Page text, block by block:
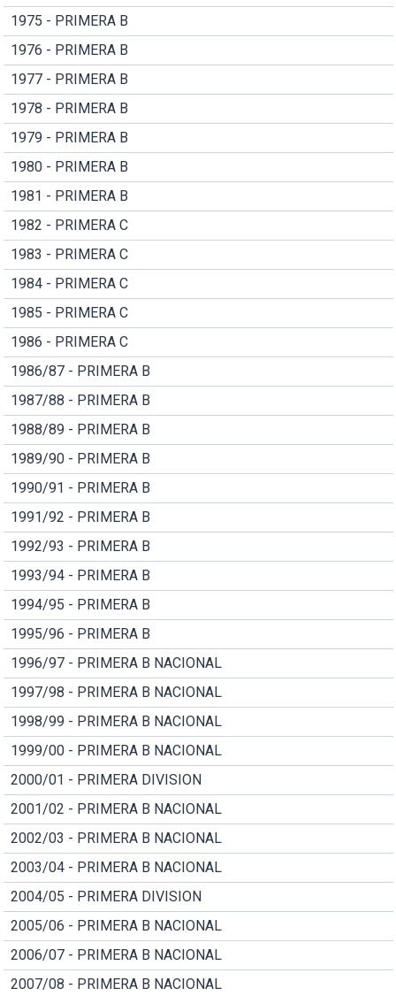
1975 - PRIMERA B
1976 - PRIMERA B
1977 - PRIMERA B
1978 - PRIMERA B
1979 - PRIMERA B
1980 - PRIMERA B
1981 - PRIMERA B
1982 - PRIMERA C
1983 - PRIMERA C
1984 - PRIMERA C
1985 - PRIMERA C
1986 - PRIMERA C
1986/87 - PRIMERA B
1987/88 - PRIMERA B
1988/89 - PRIMERA B
1989/90 - PRIMERA B
1990/91 - PRIMERA B
1991/92 - PRIMERA B
1992/93 - PRIMERA B
1993/94 - PRIMERA B
1994/95 - PRIMERA B
1995/96 - PRIMERA B
1996/97 - PRIMERA B NACIONAL
1997/98 - PRIMERA B NACIONAL
1998/99 - PRIMERA B NACIONAL
1999/00 - PRIMERA B NACIONAL
2000/01 - PRIMERA DIVISION
2001/02 - PRIMERA B NACIONAL
2002/03 - PRIMERA B NACIONAL
2003/04 - PRIMERA B NACIONAL
2004/05 - PRIMERA DIVISION
2005/06 - PRIMERA B NACIONAL
2006/07 - PRIMERA B NACIONAL
2007/08 - PRIMERA B NACIONAL